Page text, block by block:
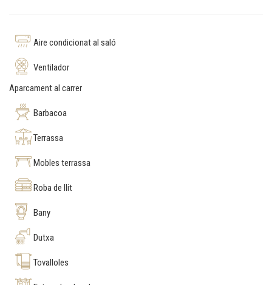
Aire condicionat al saló
Ventilador
Aparcament al carrer
Barbacoa
Terrassa
Mobles terrassa
Roba de llit
Bany
Dutxa
Tovalloles